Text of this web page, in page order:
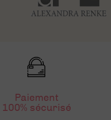
Paiement
100% sécurisé